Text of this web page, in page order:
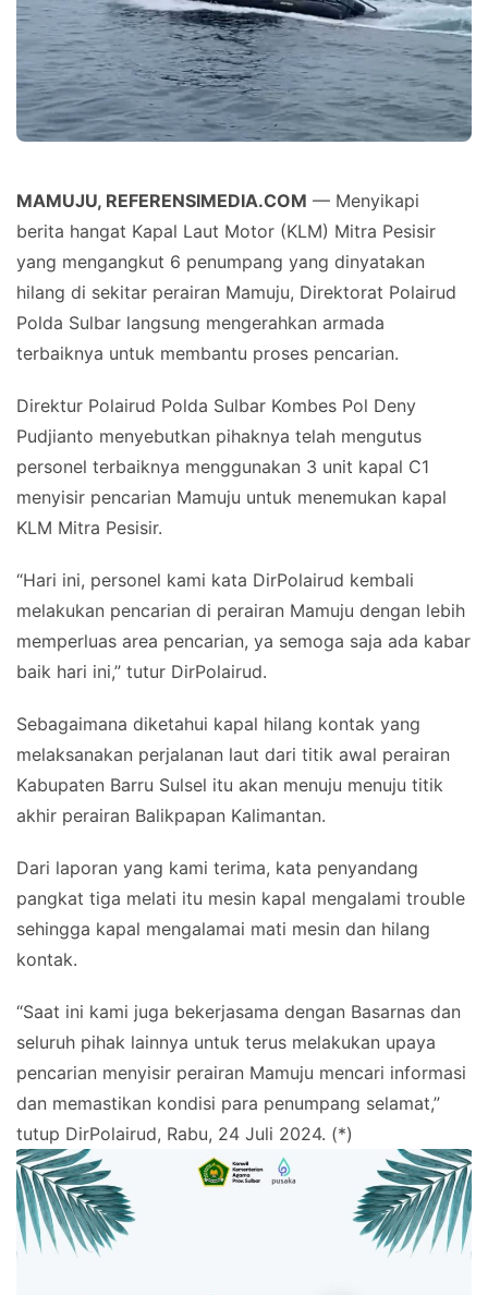
MAMUJU, REFERENSIMEDIA.COM — Menyikapi
berita hangat Kapal Laut Motor (KLM) Mitra Pesisir
yang mengangkut 6 penumpang yang dinyatakan
hilang di sekitar perairan Mamuju, Direktorat Polairud
Polda Sulbar langsung mengerahkan armada
terbaiknya untuk membantu proses pencarian.
Direktur Polairud Polda Sulbar Kombes Pol Deny
Pudjianto menyebutkan pihaknya telah mengutus
personel terbaiknya menggunakan 3 unit kapal C1
menyisir pencarian Mamuju untuk menemukan kapal
KLM Mitra Pesisir.
“Hari ini, personel kami kata DirPolairud kembali
melakukan pencarian di perairan Mamuju dengan lebih
memperluas area pencarian, ya semoga saja ada kabar
baik hari ini,” tutur DirPolairud.
Sebagaimana diketahui kapal hilang kontak yang
melaksanakan perjalanan laut dari titik awal perairan
Kabupaten Barru Sulsel itu akan menuju menuju titik
akhir perairan Balikpapan Kalimantan.
Dari laporan yang kami terima, kata penyandang
pangkat tiga melati itu mesin kapal mengalami trouble
sehingga kapal mengalamai mati mesin dan hilang
kontak.
“Saat ini kami juga bekerjasama dengan Basarnas dan
seluruh pihak lainnya untuk terus melakukan upaya
pencarian menyisir perairan Mamuju mencari informasi
dan memastikan kondisi para penumpang selamat,”
tutup DirPolairud, Rabu, 24 Juli 2024. (*)